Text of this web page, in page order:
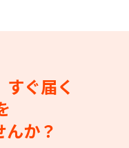
ぐ届く
か？